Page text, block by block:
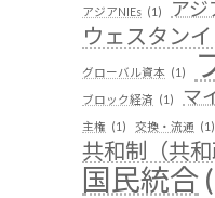
アジアNIEs (1) アジ
ウェスタン
グローバル資本 (1)
ブロック経済 (1) マ
主権 (1) 交換・流通 (1)
共和制（共和
国民統合